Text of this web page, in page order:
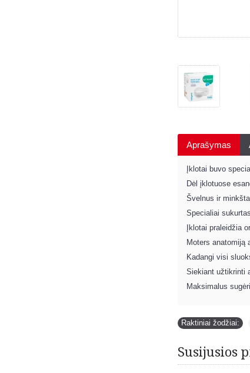
Aprašymas
Įklotai buvo
Dėl įklotuose
Švelnus ir
Specialiai
Įklotai praleidžia
Moters anatomiją
Kadangi visi
Siekiant užtikrinti
Maksimalus
Raktiniai žodžiai:
Susijusios